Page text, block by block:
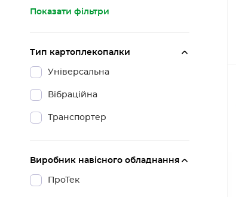
Показати фільтри
Тип картоплекопалки
Універсальна
Вібраційна
Транспортер
Виробник навісного обладнання
ПроТек